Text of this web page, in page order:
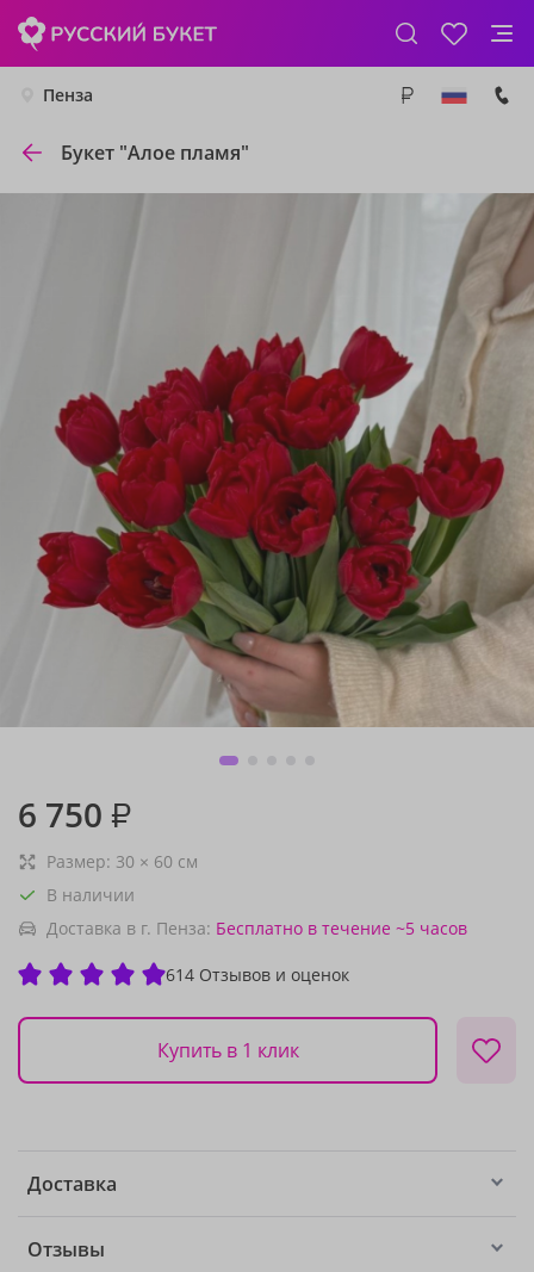
Пенза
Букет "Алое пламя"
6 750 ₽
Размер: 30 × 60 см
В наличии
Доставка в г. Пенза: Бесплатно в течение ~5 часов
614 Отзывов и оценок
Купить в 1 клик
Доставка
Отзывы